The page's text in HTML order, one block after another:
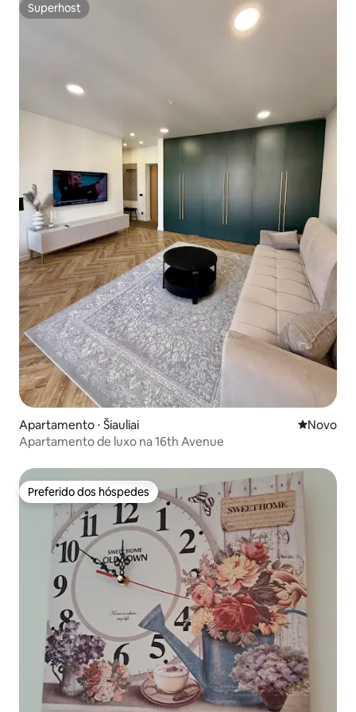
Superhost
Superhost
Apartamento ⋅ Šiauliai Novo
Novo
Apartamento de luxo na 16th Avenue
Preferido dos hóspedes
Preferido dos hóspedes